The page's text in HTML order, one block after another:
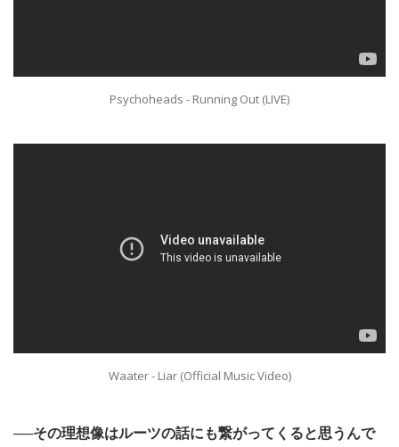
Psychoheads - Running Out (LIVE)
Waater - Liar (Official Music Video)
──その理想像はルーツの話にも繋がってくると思うんで